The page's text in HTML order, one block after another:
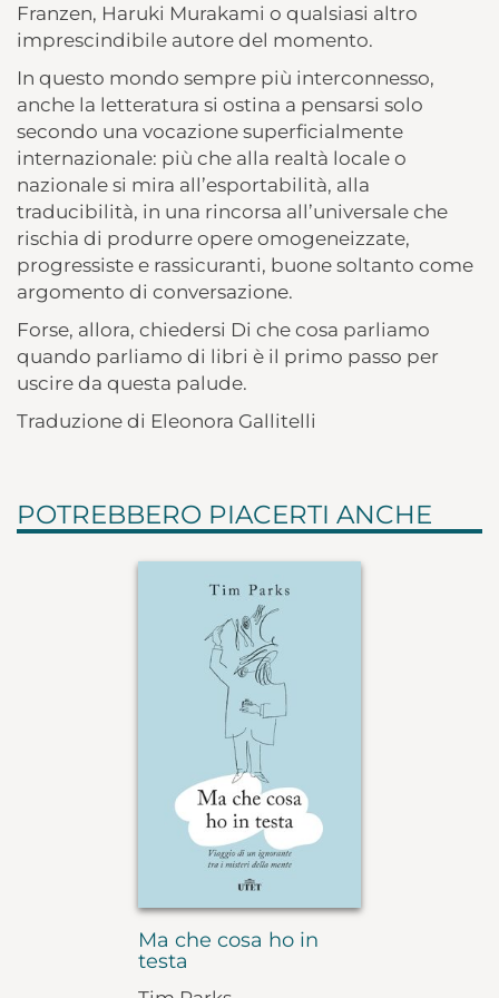
Franzen, Haruki Murakami o qualsiasi altro
imprescindibile autore del momento.
In questo mondo sempre più interconnesso,
anche la letteratura si ostina a pensarsi solo
secondo una vocazione superficialmente
internazionale: più che alla realtà locale o
nazionale si mira all’esportabilità, alla
traducibilità, in una rincorsa all’universale che
rischia di produrre opere omogeneizzate,
progressiste e rassicuranti, buone soltanto come
argomento di conversazione.
Forse, allora, chiedersi Di che cosa parliamo
quando parliamo di libri è il primo passo per
uscire da questa palude.
Traduzione di Eleonora Gallitelli
POTREBBERO PIACERTI ANCHE
Ma che cosa ho in
testa